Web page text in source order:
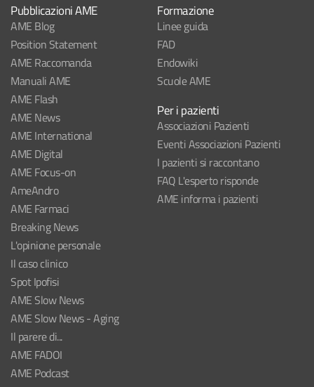
Pubblicazioni AME
AME Blog
Position Statement
AME Raccomanda
Manuali AME
AME Flash
AME News
AME International
AME Digital
AME Focus-on
AmeAndro
AME Farmaci
Breaking News
L'opinione personale
Il caso clinico
Spot Ipofisi
AME Slow News
AME Slow News - Aging
Il parere di...
AME FADOI
AME Podcast
Formazione
Linee guida
FAD
Endowiki
Scuole AME
Per i pazienti
Associazioni Pazienti
Eventi Associazioni Pazienti
I pazienti si raccontano
FAQ L'esperto risponde
AME informa i pazienti